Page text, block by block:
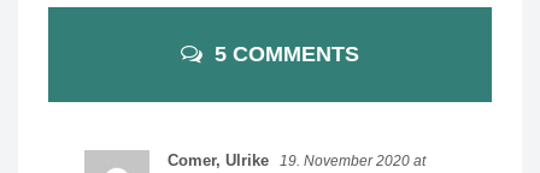
5 COMMENTS
Comer, Ulrike
19. November 2020 at